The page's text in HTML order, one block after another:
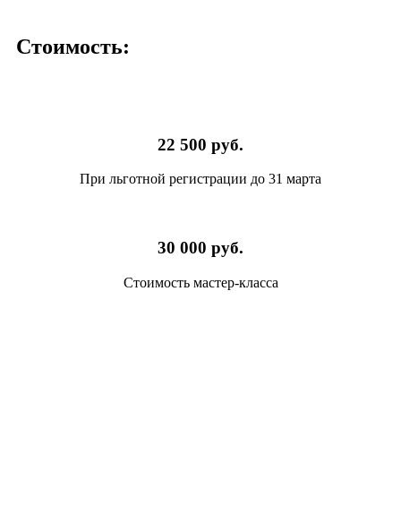
Стоимость:
22 500 руб.
При льготной регистрации до 31 марта
30 000 руб.
Стоимость мастер-класса